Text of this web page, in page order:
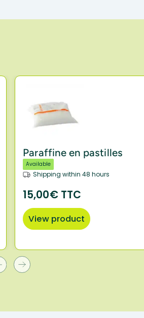
Paraffine en pastilles
Available
Shipping within 48 hours
15,00€ TTC
View product